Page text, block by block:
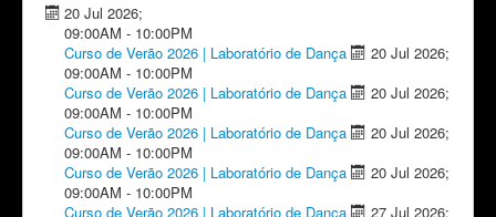
20 Jul 2026;
09:00AM - 10:00PM
Curso de Verão 2026 | Laboratório de Dança
20 Jul 2026;
09:00AM - 10:00PM
Curso de Verão 2026 | Laboratório de Dança
20 Jul 2026;
09:00AM - 10:00PM
Curso de Verão 2026 | Laboratório de Dança
20 Jul 2026;
09:00AM - 10:00PM
Curso de Verão 2026 | Laboratório de Dança
20 Jul 2026;
09:00AM - 10:00PM
Curso de Verão 2026 | Laboratório de Dança
27 Jul 2026;